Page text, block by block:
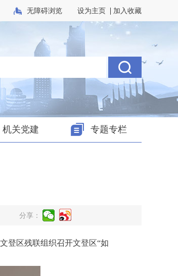
无障碍浏览 设为主页 | 加入收藏
机关党建 专题专栏
分享：
登区残联组织召开文登区“如